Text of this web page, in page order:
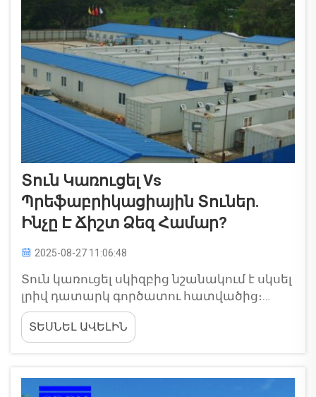
Տուն Կառուցել Vs
Պրեֆաբրիկացիային Տուներ.
Ինչը Է Ճիշտ Ձեզ Համար?
2025-08-27 11:06:48
Տուն կառուցել սկիզբից նշանակում է սկսել
լրիվ դատարկ գործատու հատվածից։
Քանի որ դուք կառուցում եք տուն սկիզբից,
դուք կհանդիսանաք միանալիք
յուրաքանչյուր քայլում։ Սա կարող է
մասին...
ՏԵՍՆԵԼ ԱՎԵԼԻՆ